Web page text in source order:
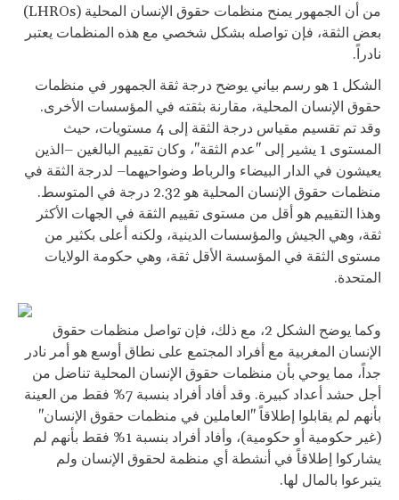
من أن الجمهور يمنح منظمات حقوق الإنسان المحلية (LHROs)
بعض الثقة، فإن تواصله بشكل شخصي مع هذه المنظمات يعتبر
نادراً.
الشكل 1 هو رسم بياني يوضح درجة ثقة الجمهور في منظمات
حقوق الإنسان المحلية، مقارنة بثقته في المؤسسات الأخرى.
وقد تم تقسيم مقياس درجة الثقة إلى 4 مستويات، حيث
المستوى 1 يشير إلى "عدم الثقة"، وكان تقييم البالغين –الذين
يعيشون في الدار البيضاء والرباط وضواحيهما– لدرجة الثقة في
منظمات حقوق الإنسان المحلية هو 2.32 درجة في المتوسط.
وهذا التقييم هو أقل من مستوى تقييم الثقة في الجهات الأكثر
ثقة، وهي الجيش والمؤسسات الدينية، ولكنه أعلى بكثير من
مستوى الثقة في المؤسسة الأقل ثقة، وهي حكومة الولايات
المتحدة.
وكما يوضح الشكل 2، مع ذلك، فإن تواصل منظمات حقوق
الإنسان المغربية مع أفراد المجتمع على نطاق أوسع هو أمر نادر
جداً، مما يوحي بأن منظمات حقوق الإنسان المحلية تناضل من
أجل حشد أعداد كبيرة. وقد أفاد أفراد بنسبة 7% فقط من العينة
بأنهم لم يقابلوا إطلاقاً "العاملين في منظمات حقوق الإنسان"
(غير حكومية أو حكومية)، وأفاد أفراد بنسبة 1% فقط بأنهم لم
يشاركوا إطلاقاً في أنشطة أي منظمة لحقوق الإنسان ولم
يتبرعوا بالمال لها.